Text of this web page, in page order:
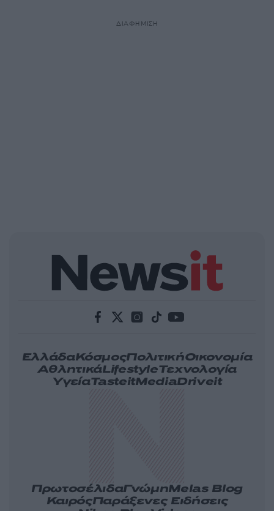
ΔΙΑΦΗΜΙΣΗ
ΕλλάδαΚόσμοςΠολιτικήΟικονομία
ΑθλητικάLifestyleΤεχνολογία
ΥγείαTasteitMediaDriveit
ΠρωτοσέλιδαΓνώμηMelas Blog
ΚαιρόςΠαράξενες Ειδήσεις